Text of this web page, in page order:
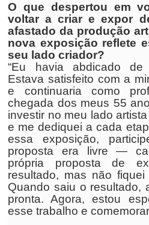
O que despertou em
voltar a criar e expor
afastado da produção
nova exposição reflete
seu lado criador?
“Eu havia abdicado
Estava satisfeito com a
e continuaria como
chegada dos meus 55
investir no meu lado
e me dediquei a cada
essa exposição,
proposta era livre —
própria proposta de
resultado, mas não
Quando saiu o resultado,
pronta. Agora, estou
esse trabalho e